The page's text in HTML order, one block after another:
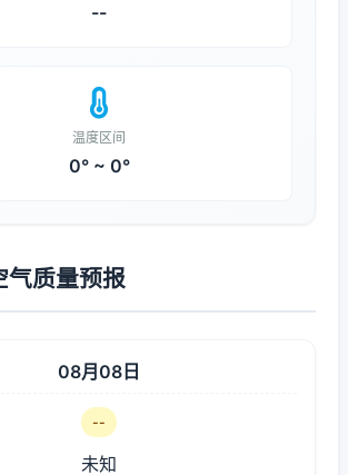
--
温度区间
0° ~ 0°
气质量预报
08月08日
--
未知